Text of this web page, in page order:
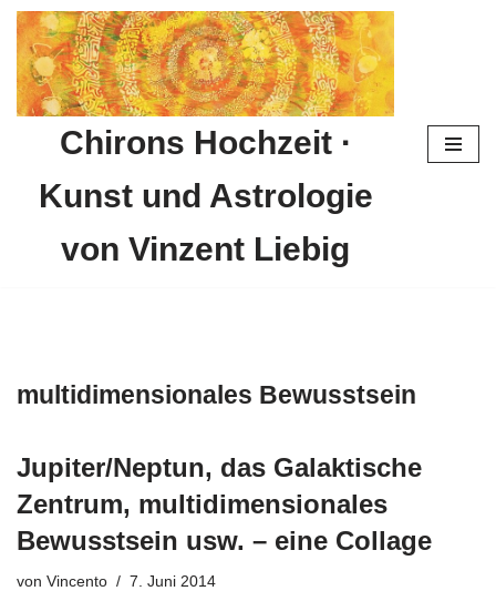
Zum
Inhalt
springen
Chirons Hochzeit ·
Kunst und Astrologie
von Vinzent Liebig
multidimensionales Bewusstsein
Jupiter/Neptun, das Galaktische
Zentrum, multidimensionales
Bewusstsein usw. – eine Collage
von Vincento 7. Juni 2014